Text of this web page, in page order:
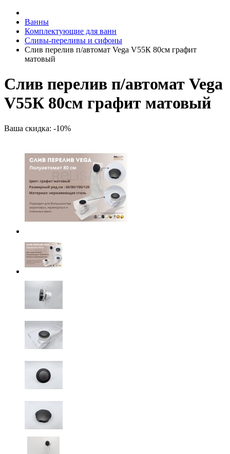
Ванны
Комплектующие для ванн
Сливы-переливы и сифоны
Слив перелив п/автомат Vega V55К 80см графит
матовый
Слив перелив п/автомат Vega
V55К 80см графит матовый
Ваша скидка: -10%